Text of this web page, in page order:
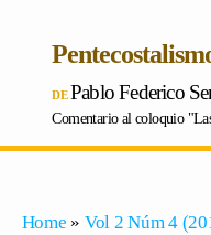
Pablo Federico
Comentario al coloquio
Home » Vol 2 Núm 4